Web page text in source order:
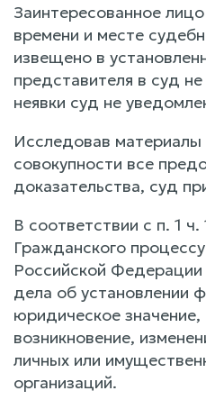
Заинтересованное
времени и месте
извещено в
представителя в суд
неявки суд не
Исследовав
совокупности все
доказательства, суд
В соответствии с п. 1
Гражданского
Российской
дела об установлении
юридическое
возникновение,
личных или
организаций.